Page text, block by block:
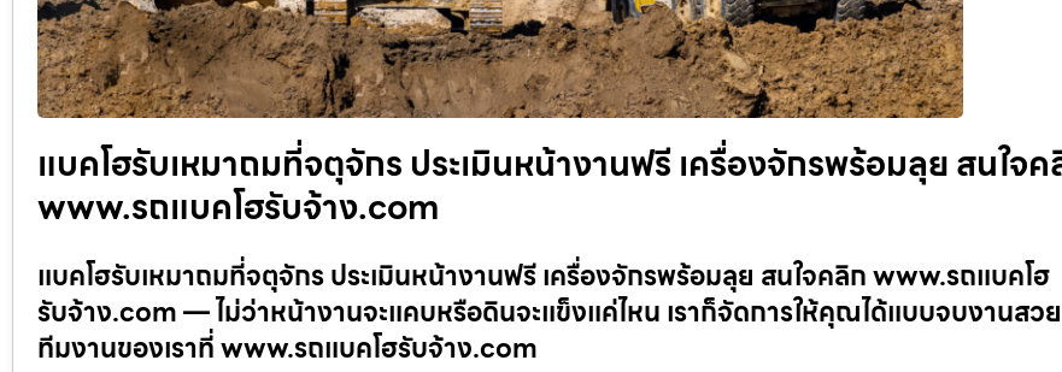
แบคโฮรับเหมาถมที่จตุจักร ประเมินหน้างานฟรี เครื่องจักรพร้อมลุย สนใจ
www.รถแบคโฮรับจ้าง.com
แบคโฮรับเหมาถมที่จตุจักร ประเมินหน้างานฟรี เครื่องจักรพร้อมลุย สนใจคลิก www.รถแบคโฮ
รับจ้าง.com — ไม่ว่าหน้างานจะแคบหรือดินจะแข็งแค่ไหน เราก็จัดการให้คุณได้แบบจบงานสวย
ทีมงานของเราที่ www.รถแบคโฮรับจ้าง.com